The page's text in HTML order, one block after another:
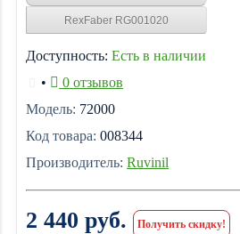
RexFaber RG001020
Доступность: Есть в наличии
•
0 отзывов
Модель: 72000
Код товара: 008344
Производитель: Ruvinil
2 440 руб. Получить скидку!